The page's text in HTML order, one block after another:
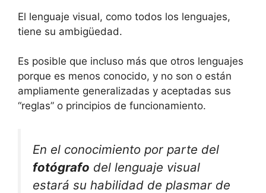
El lenguaje visual, como todos los lenguajes,
tiene su ambigüedad.
Es posible que incluso más que otros lenguajes
porque es menos conocido, y no son o están
ampliamente generalizadas y aceptadas sus
“reglas” o principios de funcionamiento.
En el conocimiento por parte del
fotógrafo del lenguaje visual
estará su habilidad de plasmar de